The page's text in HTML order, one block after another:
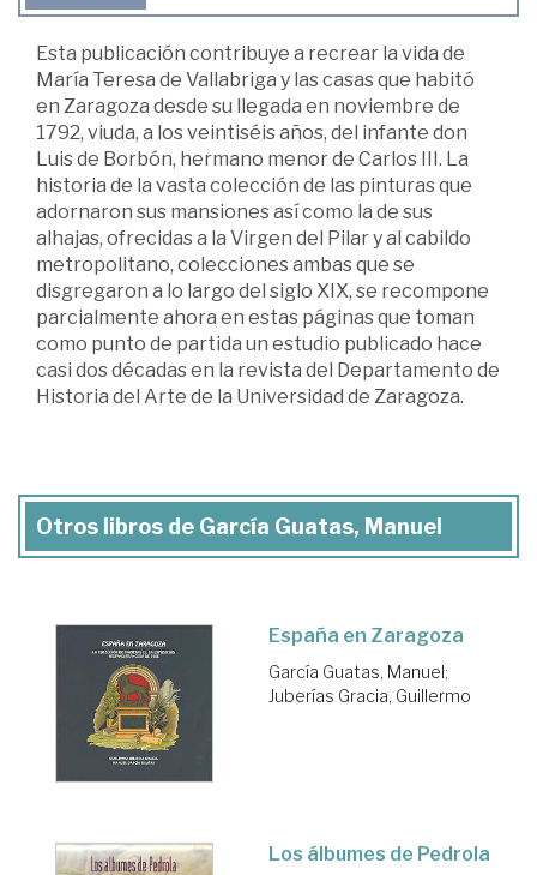
Esta publicación contribuye a recrear la vida de
María Teresa de Vallabriga y las casas que habitó
en Zaragoza desde su llegada en noviembre de
1792, viuda, a los veintiséis años, del infante don
Luis de Borbón, hermano menor de Carlos III. La
historia de la vasta colección de las pinturas que
adornaron sus mansiones así como la de sus
alhajas, ofrecidas a la Virgen del Pilar y al cabildo
metropolitano, colecciones ambas que se
disgregaron a lo largo del siglo XIX, se recompone
parcialmente ahora en estas páginas que toman
como punto de partida un estudio publicado hace
casi dos décadas en la revista del Departamento de
Historia del Arte de la Universidad de Zaragoza.
Otros libros de García Guatas, Manuel
España en Zaragoza
García Guatas, Manuel;
Juberías Gracia, Guillermo
Los álbumes de Pedrola